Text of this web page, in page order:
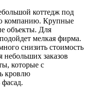
коттедж под
компанию. Крупные
объекты. Для
мелкая фирма.
снизить стоимость
небольших заказов
которые с
кровлю